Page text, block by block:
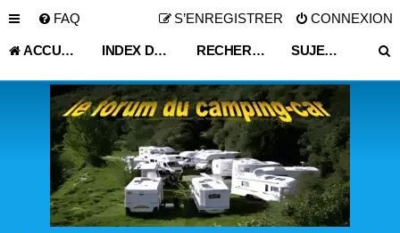
FAQ CONNEXION
S’ENREGISTRER
ACCUEIL INDEX DU FORUM RECHERCHER SUJETS ACTIFS